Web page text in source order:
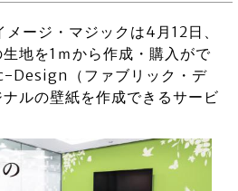
ージ・マジックは4月12日、
地を1ｍから作成・購入がで
Design（ファブリック・デ
ルの壁紙を作成できるサービ